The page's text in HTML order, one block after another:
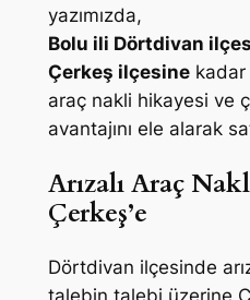
yazımızda,
Bolu ili Dörtdivan
Çerkeş ilçesinekadar
araç nakli hikayesi ve
avantajını ele alarak
Arızalı Araç
Çerkeş’e
Dörtdivan ilçesinde
talebin talebi üzerine